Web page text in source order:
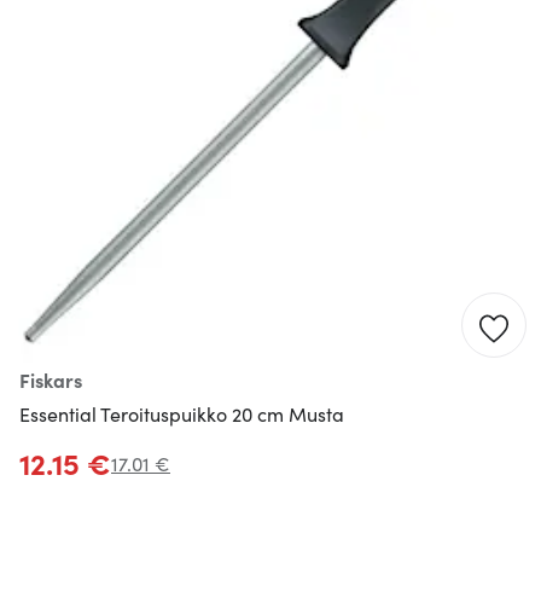
Fiskars
Essential Teroituspuikko 20 cm Musta
12.15 €17.01 €